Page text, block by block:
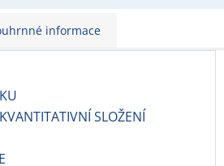
informace
SLOŽENÍ